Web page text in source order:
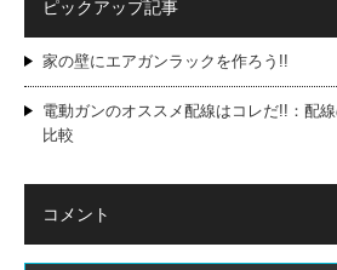
ピックアップ記事
家の壁にエアガンラックを作ろう!!
電動ガンのオススメ配線はコレだ!!：配
比較
コメント